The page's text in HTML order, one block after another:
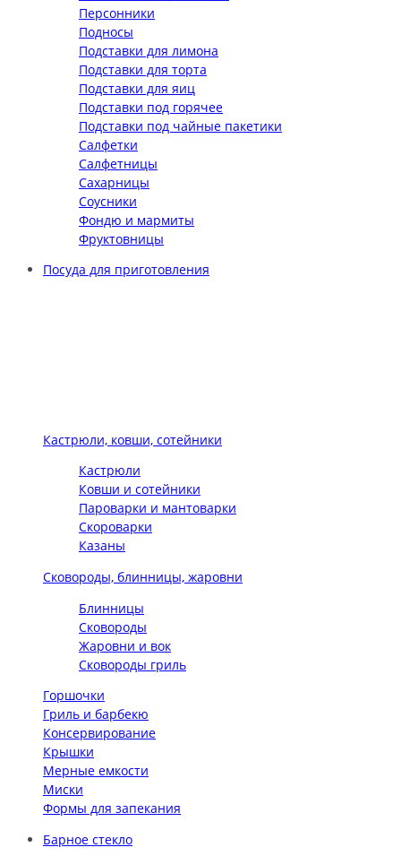
Персонники
Подносы
Подставки для лимона
Подставки для торта
Подставки для яиц
Подставки под горячее
Подставки под чайные пакетики
Салфетки
Салфетницы
Сахарницы
Соусники
Фондю и мармиты
Фруктовницы
Посуда для приготовления
Кастрюли, ковши, сотейники
Кастрюли
Ковши и сотейники
Пароварки и мантоварки
Скороварки
Казаны
Сковороды, блинницы, жаровни
Блинницы
Сковороды
Жаровни и вок
Сковороды гриль
Горшочки
Гриль и барбекю
Консервирование
Крышки
Мерные емкости
Миски
Формы для запекания
Барное стекло